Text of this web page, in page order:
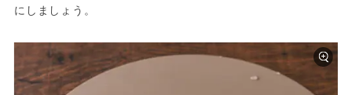
にしましょう。